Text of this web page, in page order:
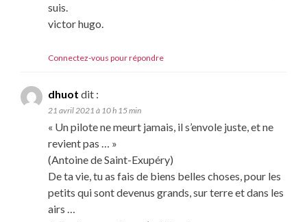
suis.
victor hugo.
Connectez-vous pour répondre
dhuot dit :
21 avril 2021 à 10 h 15 min
« Un pilote ne meurt jamais, il s’envole juste, et ne
revient pas … »
(Antoine de Saint-Exupéry)
De ta vie, tu as fais de biens belles choses, pour les
petits qui sont devenus grands, sur terre et dans les
airs …